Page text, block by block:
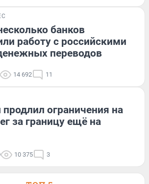
банков
работу с российскими
переводов
14 692 11
ограничения на
за границу ещё на
10 375 3